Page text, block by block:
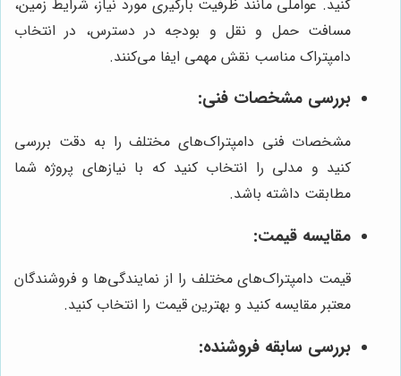
کنید. عواملی مانند ظرفیت بارگیری مورد نیاز، شرایط زمین،
مسافت حمل و نقل و بودجه در دسترس، در انتخاب
دامپتراک مناسب نقش مهمی ایفا می‌کنند.
بررسی مشخصات فنی:
مشخصات فنی دامپتراک‌های مختلف را به دقت بررسی
کنید و مدلی را انتخاب کنید که با نیازهای پروژه شما
مطابقت داشته باشد.
مقایسه قیمت:
قیمت دامپتراک‌های مختلف را از نمایندگی‌ها و فروشندگان
معتبر مقایسه کنید و بهترین قیمت را انتخاب کنید.
بررسی سابقه فروشنده: